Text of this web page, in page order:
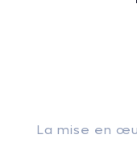
La mise en